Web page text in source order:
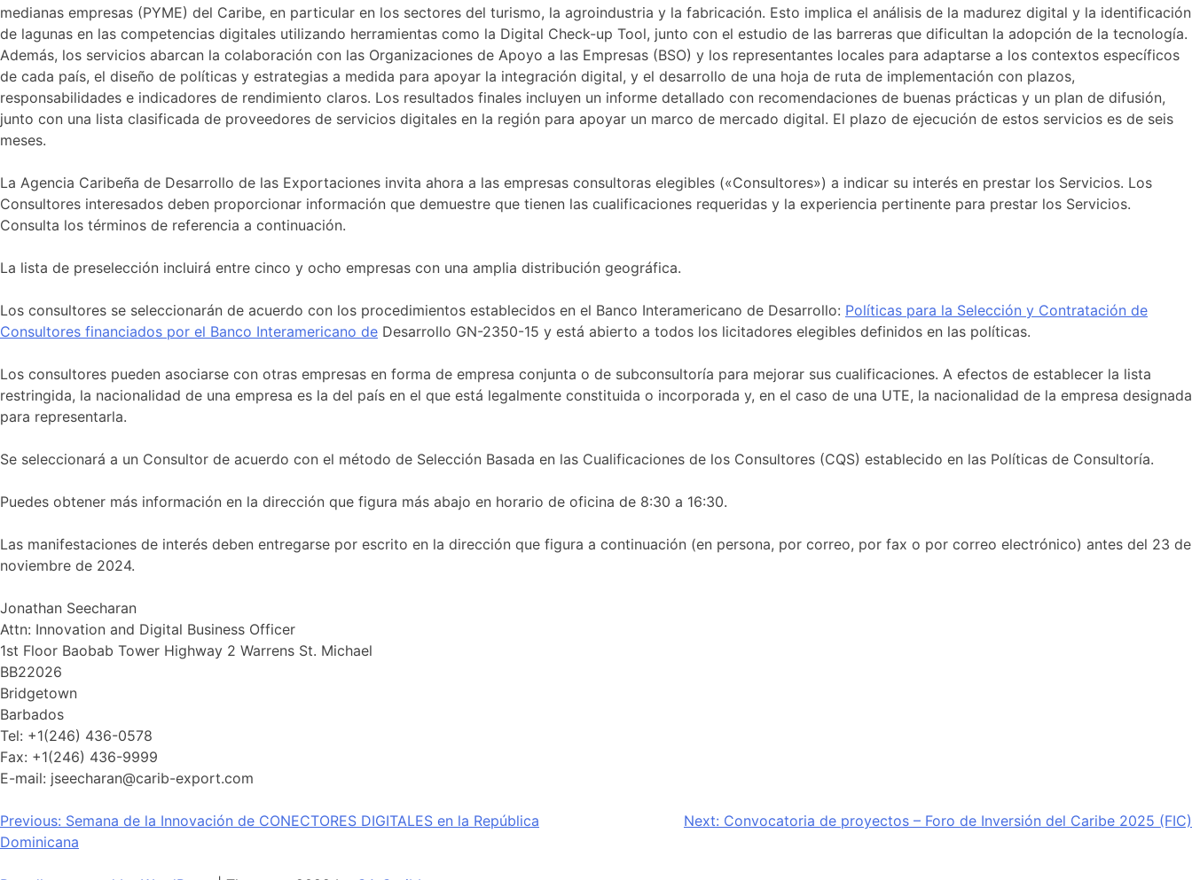
medianas empresas (PYME) del Caribe, en particular en los sectores del turismo, la agroindustria y la fabricación. Esto implica el análisis de la madurez digital y la identificación
de lagunas en las competencias digitales utilizando herramientas como la Digital Check-up Tool, junto con el estudio de las barreras que dificultan la adopción de la tecnología.
Además, los servicios abarcan la colaboración con las Organizaciones de Apoyo a las Empresas (BSO) y los representantes locales para adaptarse a los contextos específicos
de cada país, el diseño de políticas y estrategias a medida para apoyar la integración digital, y el desarrollo de una hoja de ruta de implementación con plazos,
responsabilidades e indicadores de rendimiento claros. Los resultados finales incluyen un informe detallado con recomendaciones de buenas prácticas y un plan de difusión,
junto con una lista clasificada de proveedores de servicios digitales en la región para apoyar un marco de mercado digital. El plazo de ejecución de estos servicios es de seis
meses.
La Agencia Caribeña de Desarrollo de las Exportaciones invita ahora a las empresas consultoras elegibles («Consultores») a indicar su interés en prestar los Servicios. Los
Consultores interesados deben proporcionar información que demuestre que tienen las cualificaciones requeridas y la experiencia pertinente para prestar los Servicios.
Consulta los términos de referencia a continuación.
La lista de preselección incluirá entre cinco y ocho empresas con una amplia distribución geográfica.
Los consultores se seleccionarán de acuerdo con los procedimientos establecidos en el Banco Interamericano de Desarrollo: Políticas para la Selección y Contratación de
Consultores financiados por el Banco Interamericano de Desarrollo GN-2350-15 y está abierto a todos los licitadores elegibles definidos en las políticas.
Los consultores pueden asociarse con otras empresas en forma de empresa conjunta o de subconsultoría para mejorar sus cualificaciones. A efectos de establecer la lista
restringida, la nacionalidad de una empresa es la del país en el que está legalmente constituida o incorporada y, en el caso de una UTE, la nacionalidad de la empresa designada
para representarla.
Se seleccionará a un Consultor de acuerdo con el método de Selección Basada en las Cualificaciones de los Consultores (CQS) establecido en las Políticas de Consultoría.
Puedes obtener más información en la dirección que figura más abajo en horario de oficina de 8:30 a 16:30.
Las manifestaciones de interés deben entregarse por escrito en la dirección que figura a continuación (en persona, por correo, por fax o por correo electrónico) antes del 23 de
noviembre de 2024.
Jonathan Seecharan
Attn: Innovation and Digital Business Officer
1st Floor Baobab Tower Highway 2 Warrens St. Michael
BB22026
Bridgetown
Barbados
Tel: +1(246) 436-0578
Fax: +1(246) 436-9999
E-mail: jseecharan@carib-export.com
Navegación
de
Previous: Semana de la Innovación de CONECTORES DIGITALES en la República
Dominicana
Next: Convocatoria de proyectos – Foro de Inversión del Caribe 2025 (FIC)